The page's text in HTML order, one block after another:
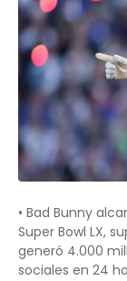
• Bad Bunny
Super Bowl LX,
generó 4.000
sociales en 24